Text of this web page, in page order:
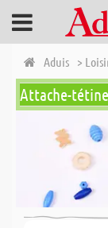
Aduis >
Attache-